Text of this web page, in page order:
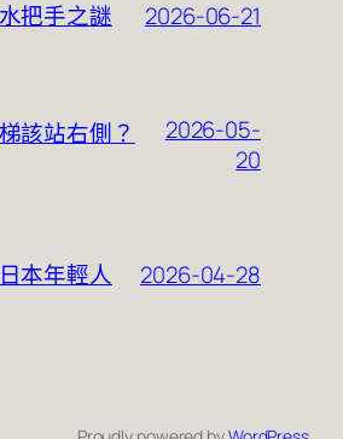
把手之謎 2026-06-21
該站右側？
2026-05-
20
本年輕人 2026-04-28